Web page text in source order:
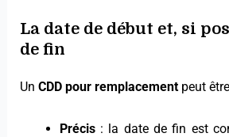
La date de début et, si
de fin
UnCDD pour remplacementpeut
Précis: la date de fin est